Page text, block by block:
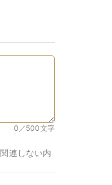
0／500文字
連しない内